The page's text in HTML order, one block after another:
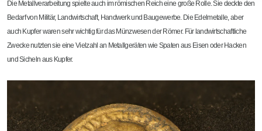
Die Metallverarbeitung spielte auch im römischen Reich eine große Rolle. Sie deckte den
Bedarf von Militär, Landwirtschaft, Handwerk und Baugewerbe. Die Edelmetalle, aber
auch Kupfer waren sehr wichtig für das Münzwesen der Römer. Für landwirtschaftliche
Zwecke nutzten sie eine Vielzahl an Metallgeräten wie Spaten aus Eisen oder Hacken
und Sicheln aus Kupfer.